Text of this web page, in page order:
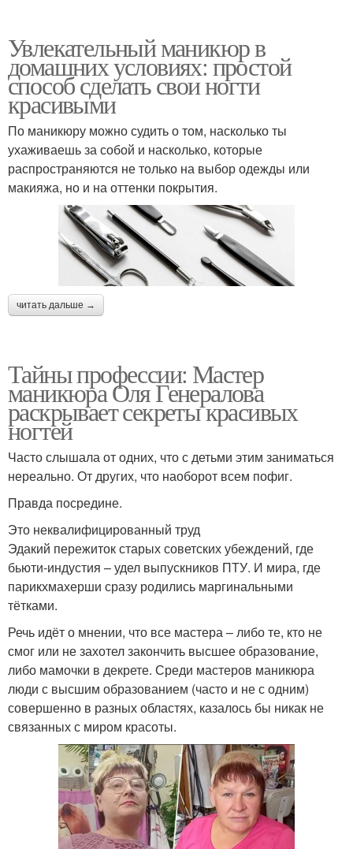
Увлекательный маникюр в
домашних условиях: простой
способ сделать свои ногти
красивыми
По маникюру можно судить о том, насколько ты
ухаживаешь за собой и насколько, которые
распространяются не только на выбор одежды или
макияжа, но и на оттенки покрытия.
читать дальше →
Тайны профессии: Мастер
маникюра Оля Генералова
раскрывает секреты красивых
ногтей
Часто слышала от одних, что с детьми этим заниматься
нереально. От других, что наоборот всем пофиг.
Правда посредине.
Это неквалифицированный труд
Эдакий пережиток старых советских убеждений, где
бьюти-индустия – удел выпускников ПТУ. И мира, где
парикхмахерши сразу родились маргинальными
тётками.
Речь идёт о мнении, что все мастера – либо те, кто не
смог или не захотел закончить высшее образование,
либо мамочки в декрете. Среди мастеров маникюра
люди с высшим образованием (часто и не с одним)
совершенно в разных областях, казалось бы никак не
связанных с миром красоты.